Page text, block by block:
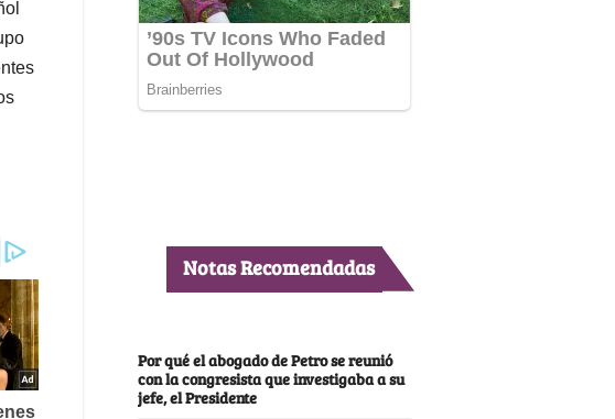
Notas Recomendadas
Por qué el abogado de Petro se reunió
con la congresista que investigaba a su
jefe, el Presidente